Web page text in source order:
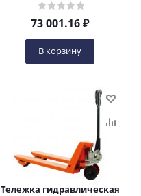
(полиуретановые колеса)
в Чебоксарах
73 001.16₽
В корзину
Тележка гидравлическая